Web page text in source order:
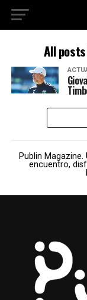
All
Publin
encuentro,